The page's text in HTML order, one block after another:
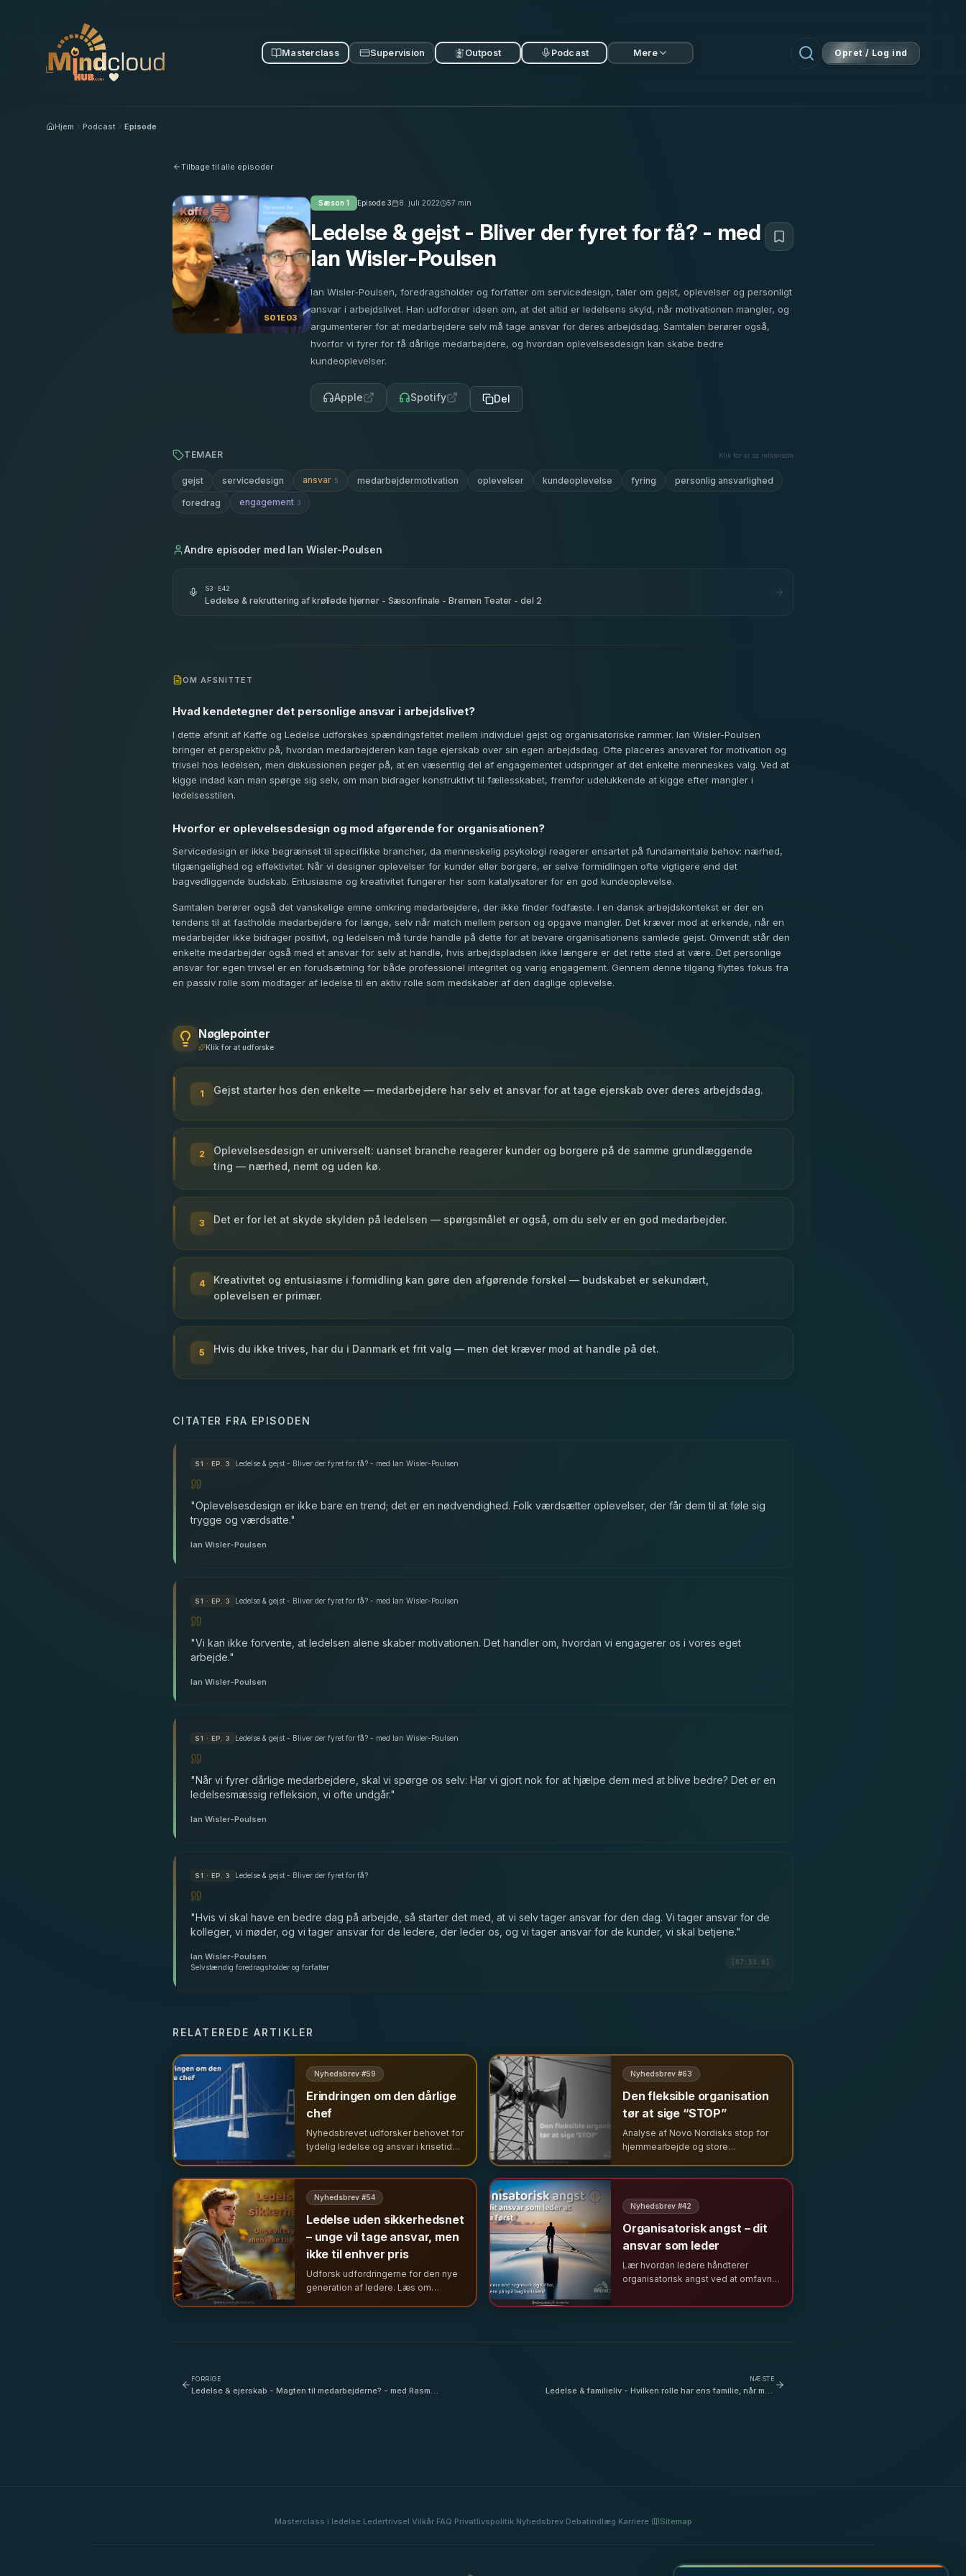
Masterclass Supervision Outpost Podcast Mere Opret / Log ind
Hjem Podcast Episode
Tilbage til alle episoder
S01E03
Sæson 1 Episode 3 8. juli 2022 57 min
Ledelse & gejst - Bliver der fyret for få? - med
Ian Wisler-Poulsen
Ian Wisler-Poulsen, foredragsholder og forfatter om servicedesign, taler om gejst, oplevelser og personligt
ansvar i arbejdslivet. Han udfordrer ideen om, at det altid er ledelsens skyld, når motivationen mangler, og
argumenterer for at medarbejdere selv må tage ansvar for deres arbejdsdag. Samtalen berører også,
hvorfor vi fyrer for få dårlige medarbejdere, og hvordan oplevelsesdesign kan skabe bedre
kundeoplevelser.
Apple Spotify Del
TEMAER Klik for at se relaterede
gejst servicedesign ansvar 5 medarbejdermotivation oplevelser kundeoplevelse fyring personlig ansvarlighed
foredrag engagement 3
Andre episoder med Ian Wisler-Poulsen
S3 · E42
Ledelse & rekruttering af krøllede hjerner - Sæsonfinale - Bremen Teater - del 2
OM AFSNITTET
Hvad kendetegner det personlige ansvar i arbejdslivet?
I dette afsnit af Kaffe og Ledelse udforskes spændingsfeltet mellem individuel gejst og organisatoriske rammer. Ian Wisler-Poulsen
bringer et perspektiv på, hvordan medarbejderen kan tage ejerskab over sin egen arbejdsdag. Ofte placeres ansvaret for motivation og
trivsel hos ledelsen, men diskussionen peger på, at en væsentlig del af engagementet udspringer af det enkelte menneskes valg. Ved at
kigge indad kan man spørge sig selv, om man bidrager konstruktivt til fællesskabet, fremfor udelukkende at kigge efter mangler i
ledelsesstilen.
Hvorfor er oplevelsesdesign og mod afgørende for organisationen?
Servicedesign er ikke begrænset til specifikke brancher, da menneskelig psykologi reagerer ensartet på fundamentale behov: nærhed,
tilgængelighed og effektivitet. Når vi designer oplevelser for kunder eller borgere, er selve formidlingen ofte vigtigere end det
bagvedliggende budskab. Entusiasme og kreativitet fungerer her som katalysatorer for en god kundeoplevelse.
Samtalen berører også det vanskelige emne omkring medarbejdere, der ikke finder fodfæste. I en dansk arbejdskontekst er der en
tendens til at fastholde medarbejdere for længe, selv når match mellem person og opgave mangler. Det kræver mod at erkende, når en
medarbejder ikke bidrager positivt, og ledelsen må turde handle på dette for at bevare organisationens samlede gejst. Omvendt står den
enkelte medarbejder også med et ansvar for selv at handle, hvis arbejdspladsen ikke længere er det rette sted at være. Det personlige
ansvar for egen trivsel er en forudsætning for både professionel integritet og varig engagement. Gennem denne tilgang flyttes fokus fra
en passiv rolle som modtager af ledelse til en aktiv rolle som medskaber af den daglige oplevelse.
Nøglepointer
Klik for at udforske
1 Gejst starter hos den enkelte — medarbejdere har selv et ansvar for at tage ejerskab over deres arbejdsdag.
2
Oplevelsesdesign er universelt: uanset branche reagerer kunder og borgere på de samme grundlæggende
ting — nærhed, nemt og uden kø.
3 Det er for let at skyde skylden på ledelsen — spørgsmålet er også, om du selv er en god medarbejder.
4
Kreativitet og entusiasme i formidling kan gøre den afgørende forskel — budskabet er sekundært,
oplevelsen er primær.
5 Hvis du ikke trives, har du i Danmark et frit valg — men det kræver mod at handle på det.
CITATER FRA EPISODEN
S1 · EP. 3 Ledelse & gejst - Bliver der fyret for få? - med Ian Wisler-Poulsen
"Oplevelsesdesign er ikke bare en trend; det er en nødvendighed. Folk værdsætter oplevelser, der får dem til at føle sig
trygge og værdsatte."
Ian Wisler-Poulsen
S1 · EP. 3 Ledelse & gejst - Bliver der fyret for få? - med Ian Wisler-Poulsen
"Vi kan ikke forvente, at ledelsen alene skaber motivationen. Det handler om, hvordan vi engagerer os i vores eget
arbejde."
Ian Wisler-Poulsen
S1 · EP. 3 Ledelse & gejst - Bliver der fyret for få? - med Ian Wisler-Poulsen
"Når vi fyrer dårlige medarbejdere, skal vi spørge os selv: Har vi gjort nok for at hjælpe dem med at blive bedre? Det er en
ledelsesmæssig refleksion, vi ofte undgår."
Ian Wisler-Poulsen
S1 · EP. 3 Ledelse & gejst - Bliver der fyret for få?
"Hvis vi skal have en bedre dag på arbejde, så starter det med, at vi selv tager ansvar for den dag. Vi tager ansvar for de
kolleger, vi møder, og vi tager ansvar for de ledere, der leder os, og vi tager ansvar for de kunder, vi skal betjene."
Ian Wisler-Poulsen
Selvstændig foredragsholder og forfatter
[07:53.8]
RELATEREDE ARTIKLER
Nyhedsbrev #59
Erindringen om den dårlige
chef
Nyhedsbrevet udforsker behovet for
tydelig ledelse og ansvar i krisetider.
ledelse trods frygten for autoritet.
Nyhedsbrev #63
Den fleksible organisation
tør at sige “STOP”
Analyse af Novo Nordisks stop for
hjemmearbejde og store
afløses af usikkerhed og strategiske
ændringer.
Nyhedsbrev #54
Ledelse uden sikkerhedsnet
– unge vil tage ansvar, men
ikke til enhver pris
Udforsk udfordringerne for den nye
generation af ledere. Læs om
Ledelse.
Nyhedsbrev #42
Organisatorisk angst – dit
ansvar som leder
Lær hvordan ledere håndterer
organisatorisk angst ved at omfavne
tid med teknologisk forandring og
FORRIGE
Ledelse & ejerskab - Magten til medarbejderne? - med Rasmus
NÆSTE
Ledelse & familieliv - Hvilken rolle har ens familie, når man
Masterclass i ledelse· Ledertrivsel Vilkår· FAQ Privatlivspolitik· Nyhedsbrev· Debatindlæg Karriere· Sitemap